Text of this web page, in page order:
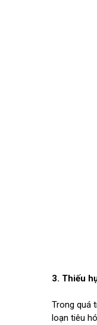
3. Thiếu
Trong quá
loạn tiêu